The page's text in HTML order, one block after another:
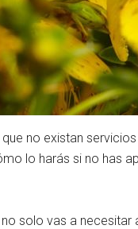
no existan
lo harás si no has
solo vas a necesitar